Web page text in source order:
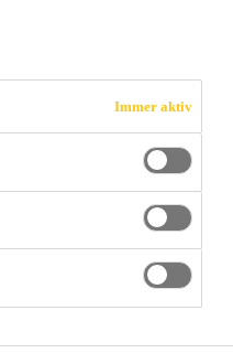
keine
ist gängige Praxis.
Immer aktiv